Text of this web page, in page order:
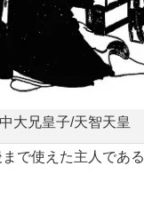
中大兄皇子/天智天皇
で使えた主人である